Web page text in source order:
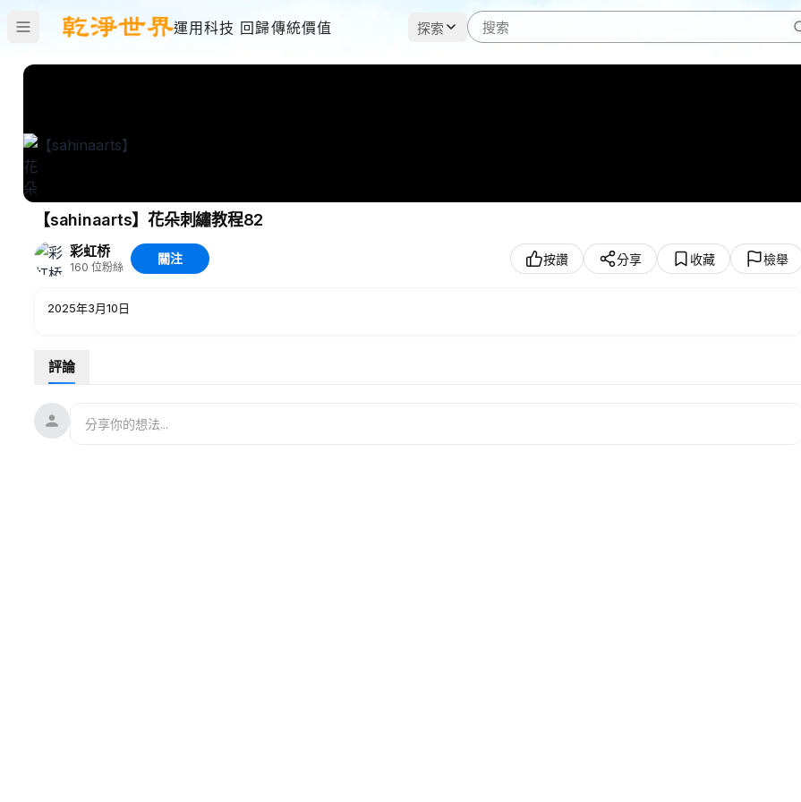
運用科技 回歸傳統價值 探索
【sahinaarts】花朵刺繡教程82
彩虹桥
160 位粉絲
關注 按讚 分享 收藏 檢舉
2025年3月10日
評論